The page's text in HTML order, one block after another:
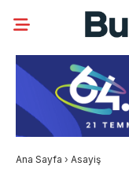
Ana Sayfa › Asayiş